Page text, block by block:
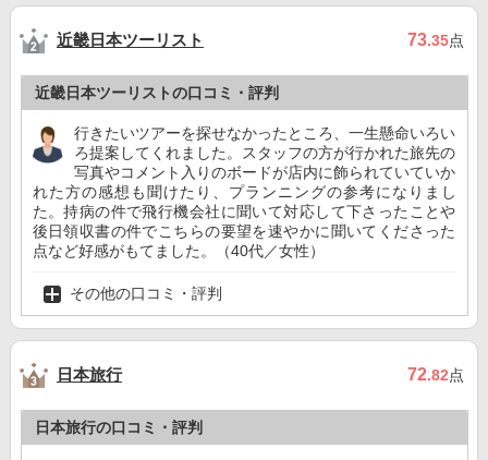
近畿日本ツーリスト 73.35点
近畿日本ツーリストの口コミ・評判
行きたいツアーを探せなかったところ、一生懸命いろい
ろ提案してくれました。スタッフの方が行かれた旅先の
写真やコメント入りのボードが店内に飾られていていか
れた方の感想も聞けたり、プランニングの参考になりまし
た。持病の件で飛行機会社に聞いて対応して下さったことや
後日領収書の件でこちらの要望を速やかに聞いてくださった
点など好感がもてました。（40代／女性）
その他の口コミ・評判
日本旅行 72.82点
日本旅行の口コミ・評判